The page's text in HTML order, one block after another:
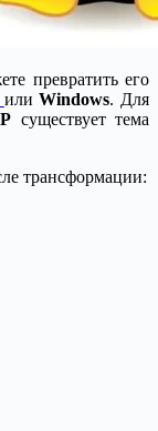
превратить его
илиWindows. Для
существует тема
трансформации: